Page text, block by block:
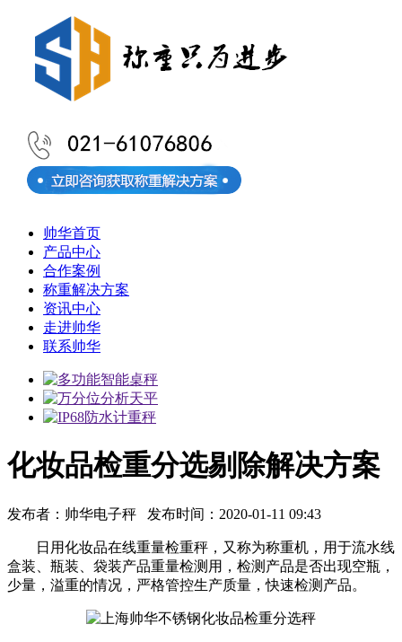
帅华首页
产品中心
合作案例
称重解决方案
资讯中心
走进帅华
联系帅华
化妆品检重分选剔除解决方案
发布者：帅华电子秤 发布时间：2020-01-11 09:43
日用化妆品在线重量检重秤，又称为称重机，用于流水线
盒装、瓶装、袋装产品重量检测用，检测产品是否出现空瓶，
少量，溢重的情况，严格管控生产质量，快速检测产品。